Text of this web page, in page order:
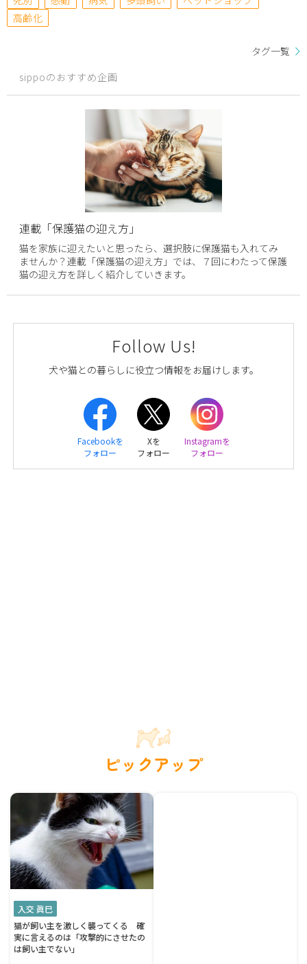
高齢化
タグ一覧
sippoのおすすめ企画
連載「保護猫の迎え方」
猫を家族に迎えたいと思ったら、選択肢に保護猫も入れてみ
ませんか？連載「保護猫の迎え方」では、７回にわたって保護
猫の迎え方を詳しく紹介していきます。
Follow Us!
犬や猫との暮らしに役立つ情報をお届けします。
Facebookを
フォロー
Xを
フォロー
Instagramを
フォロー
ピックアップ
入交 眞巳
猫が飼い主を激しく襲ってくる 確
実に言えるのは「攻撃的にさせたの
は飼い主でない」